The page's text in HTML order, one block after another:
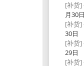
[补货]
月30日
[补货]
30日
[补货]
29日
[补货]